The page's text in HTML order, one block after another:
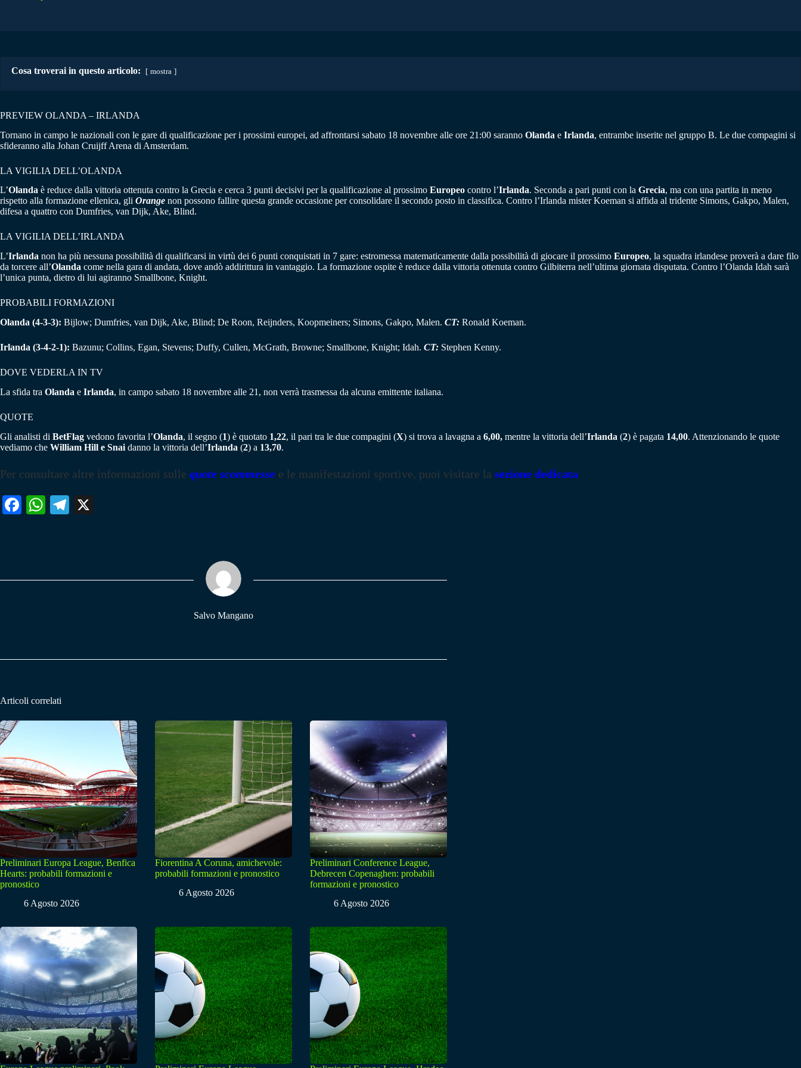
Cosa troverai in questo articolo: mostra
PREVIEW OLANDA – IRLANDA
Tornano in campo le nazionali con le gare di qualificazione per i prossimi europei, ad affrontarsi sabato 18 novembre alle ore 21:00 saranno Olanda e Irlanda, entrambe inserite nel gruppo B. Le due compagini si
sfideranno alla Johan Cruijff Arena di Amsterdam.
LA VIGILIA DELL’OLANDA
L’Olanda è reduce dalla vittoria ottenuta contro la Grecia e cerca 3 punti decisivi per la qualificazione al prossimo Europeo contro l’Irlanda. Seconda a pari punti con la Grecia, ma con una partita in meno
rispetto alla formazione ellenica, gli Orange non possono fallire questa grande occasione per consolidare il secondo posto in classifica. Contro l’Irlanda mister Koeman si affida al tridente Simons, Gakpo, Malen,
difesa a quattro con Dumfries, van Dijk, Ake, Blind.
LA VIGILIA DELL’IRLANDA
L’Irlanda non ha più nessuna possibilità di qualificarsi in virtù dei 6 punti conquistati in 7 gare: estromessa matematicamente dalla possibilità di giocare il prossimo Europeo, la squadra irlandese proverà a dare filo
da torcere all’Olanda come nella gara di andata, dove andò addirittura in vantaggio. La formazione ospite è reduce dalla vittoria ottenuta contro Gilbiterra nell’ultima giornata disputata. Contro l’Olanda Idah sarà
l’unica punta, dietro di lui agiranno Smallbone, Knight.
PROBABILI FORMAZIONI
Olanda (4-3-3): Bijlow; Dumfries, van Dijk, Ake, Blind; De Roon, Reijnders, Koopmeiners; Simons, Gakpo, Malen. CT: Ronald Koeman.
Irlanda (3-4-2-1): Bazunu; Collins, Egan, Stevens; Duffy, Cullen, McGrath, Browne; Smallbone, Knight; Idah. CT: Stephen Kenny.
DOVE VEDERLA IN TV
La sfida tra Olanda e Irlanda, in campo sabato 18 novembre alle 21, non verrà trasmessa da alcuna emittente italiana.
QUOTE
Gli analisti di BetFlag vedono favorita l’Olanda, il segno (1) è quotato 1,22, il pari tra le due compagini (X) si trova a lavagna a 6,00, mentre la vittoria dell’Irlanda (2) è pagata 14,00. Attenzionando le quote
vediamo che William Hill e Snai danno la vittoria dell’Irlanda (2) a 13,70.
Per consultare altre informazioni sulle quote scommesse e le manifestazioni sportive, puoi visitare la sezione dedicata
Fa W
pp
Te
m
Salvo Mangano
Articoli correlati
Preliminari Europa League, Benfica
Hearts: probabili formazioni e
pronostico
6 Agosto 2026
Fiorentina A Coruna, amichevole:
probabili formazioni e pronostico
6 Agosto 2026
Preliminari Conference League,
Debrecen Copenaghen: probabili
formazioni e pronostico
6 Agosto 2026